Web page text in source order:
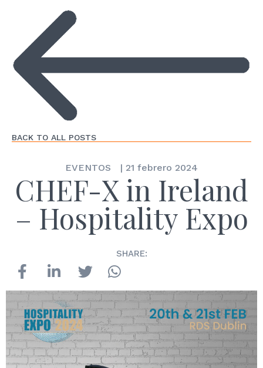
BACK TO ALL POSTS
EVENTOS | 21 febrero 2024
CHEF-X in Ireland
– Hospitality Expo
SHARE: